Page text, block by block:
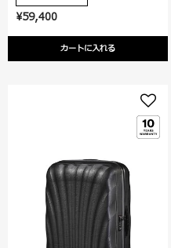
¥59,400
カートに入れる